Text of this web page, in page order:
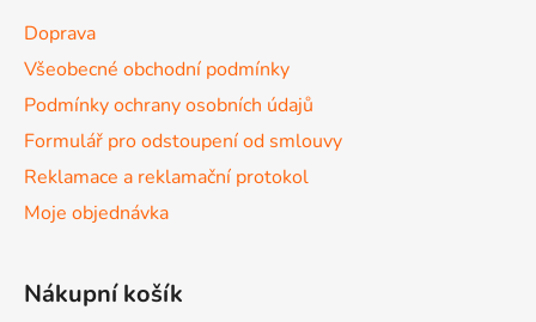
Doprava
Všeobecné obchodní podmínky
Podmínky ochrany osobních údajů
Formulář pro odstoupení od smlouvy
Reklamace a reklamační protokol
Moje objednávka
Nákupní košík